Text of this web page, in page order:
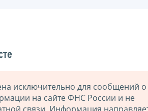
исключительно для сообщений о
на сайте ФНС России и не